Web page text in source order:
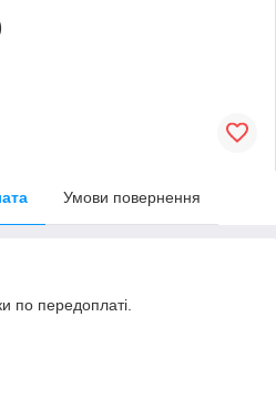
Умови повернення
по передоплаті.